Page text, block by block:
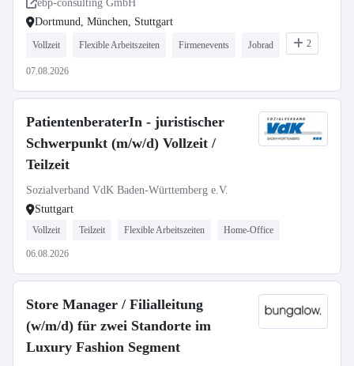
ebp-consulting GmbH
Dortmund, München, Stuttgart
Vollzeit Flexible Arbeitszeiten Firmenevents Jobrad 2
07.08.2026
PatientenberaterIn - juristischer
Schwerpunkt (m/w/d) Vollzeit /
Teilzeit
Sozialverband VdK Baden-Württemberg e.V.
Stuttgart
Vollzeit Teilzeit Flexible Arbeitszeiten Home-Office
06.08.2026
Store Manager / Filialleitung
(w/m/d) für zwei Standorte im
Luxury Fashion Segment